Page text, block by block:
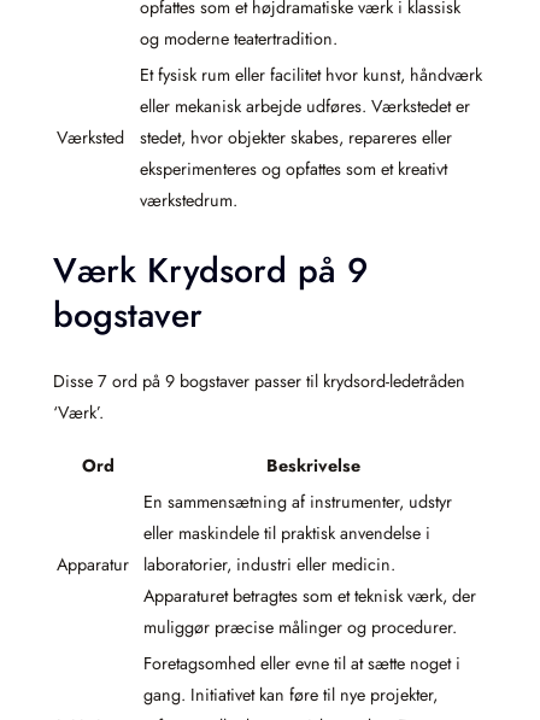
opfattes som et højdramatiske værk i klassisk
og moderne teatertradition.
Værksted
Et fysisk rum eller facilitet hvor kunst, håndværk
eller mekanisk arbejde udføres. Værkstedet er
stedet, hvor objekter skabes, repareres eller
eksperimenteres og opfattes som et kreativt
værkstedrum.
Værk Krydsord på 9
bogstaver
Disse 7 ord på 9 bogstaver passer til krydsord-ledetråden
‘Værk’.
Ord Beskrivelse
Apparatur
En sammensætning af instrumenter, udstyr
eller maskindele til praktisk anvendelse i
laboratorier, industri eller medicin.
Apparaturet betragtes som et teknisk værk, der
muliggør præcise målinger og procedurer.
Foretagsomhed eller evne til at sætte noget i
gang. Initiativet kan føre til nye projekter,